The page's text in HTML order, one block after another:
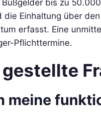
Bußgelder bis zu
die Einhaltung über
erfasst. Eine
Pflichttermine.
meine